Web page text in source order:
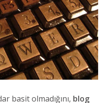
basit olmadığını, blog